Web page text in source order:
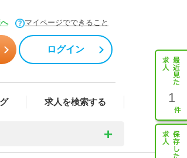
マイページでできること
ログイン
求人を検索する 1